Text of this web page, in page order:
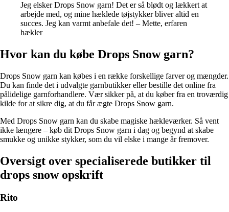
Jeg elsker Drops Snow garn! Det er så blødt og lækkert at
arbejde med, og mine hæklede tøjstykker bliver altid en
succes. Jeg kan varmt anbefale det! – Mette, erfaren
hækler
Hvor kan du købe Drops Snow garn?
Drops Snow garn kan købes i en række forskellige farver og mængder.
Du kan finde det i udvalgte garnbutikker eller bestille det online fra
pålidelige garnforhandlere. Vær sikker på, at du køber fra en troværdig
kilde for at sikre dig, at du får ægte Drops Snow garn.
Med Drops Snow garn kan du skabe magiske hækleværker. Så vent
ikke længere – køb dit Drops Snow garn i dag og begynd at skabe
smukke og unikke stykker, som du vil elske i mange år fremover.
Oversigt over specialiserede butikker til
drops snow opskrift
Rito